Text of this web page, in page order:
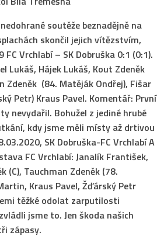
soutěže beznadějně na
skončil jejich vítězstvím,
FC Vrchlabí – SK Dobruška 0:1 (0:1).
Lukáš, Hájek Lukáš, Kout Zdeněk
Zdeněk (84. Matěják Ondřej), Fišar
Petr) Kraus Pavel. Komentář: První
nevydařil. Bohužel z jediné hrubé
kdy jsme měli místy až drtivou
SK Dobruška-FC Vrchlabí A
FC Vrchlabí: Janalík František,
(C), Tauchman Zdeněk (78.
Kraus Pavel, Žďárský Petr
těžké odolat zarputilosti
jsme to. Jen škoda našich
zápasy.